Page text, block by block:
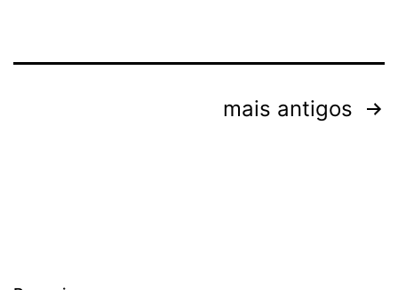
mais antigos